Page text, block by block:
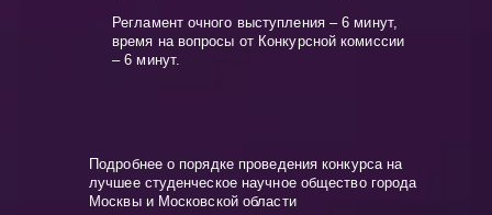
Регламент очного выступления – 6 минут,
время на вопросы от Конкурсной комиссии
– 6 минут.
Подробнее о порядке проведения конкурса на
лучшее студенческое научное общество города
Москвы и Московской области